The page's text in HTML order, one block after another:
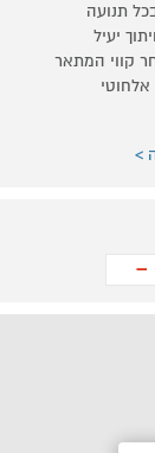
תנועה
יעיל
קווי המתאר
-